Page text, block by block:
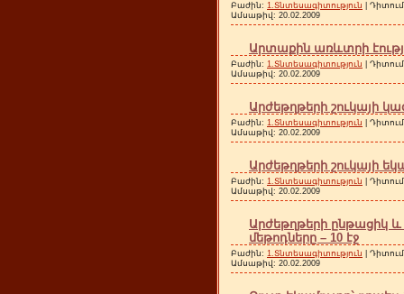
Բաժին: 1.Տնտեսագիտություն |
Ամսաթիվ: 20.02.2009
Արտաքին առևտրի
Բաժին: 1.Տնտեսագիտություն |
Ամսաթիվ: 20.02.2009
Արժեթղթերի շուկայի
Բաժին: 1.Տնտեսագիտություն |
Ամսաթիվ: 20.02.2009
Արժեթղթերի շուկայի
Բաժին: 1.Տնտեսագիտություն |
Ամսաթիվ: 20.02.2009
Արժեթղթերի
մեթոդները – 10 էջ
Բաժին: 1.Տնտեսագիտություն |
Ամսաթիվ: 20.02.2009